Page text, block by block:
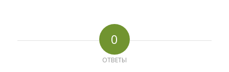
0
ОТВЕТЫ